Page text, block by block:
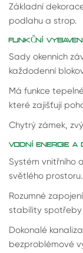
Základní
podlahu a strop.
FUNKČNÍ
Sady okenních
každodenní
Má funkce
které zajišťují
Chytrý zámek,
VODNÍ ENERGIE A
Systém vnitřního
světlého prostoru.
Rozumné
stability spotřeby
Dokonalé
bezproblémové